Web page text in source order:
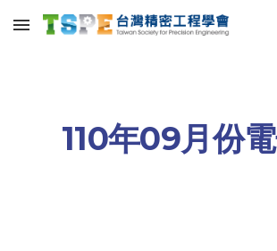
Skip to main content
110年09月份